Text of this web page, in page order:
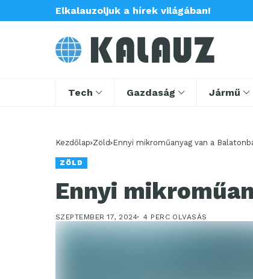
Elkalauzoljuk a hírek világában!
Tech Gazdaság Jármű
Kezdőlap Zöld Ennyi mikroműanyag van a
ZÖLD
Ennyi
SZEPTEMBER 17, 2024 4 PERC OLVASÁS